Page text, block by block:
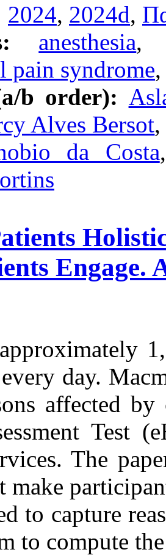
2024, 2024d,
anesthesia
pain syndrome
b order):
Alves Bersot
da Costa
Engage.
day.
affected
Test
The
make
to capture
to compute